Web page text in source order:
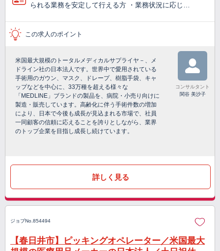
られる業務を安定して行える方 ・業務状況に応じ…
この求人のポイント
米国最大規模のトータルメディカルサプライヤ－、メ
ドライン社の日本法人です。世界中で愛用されている
手術用のガウン、マスク、ドレープ、樹脂手袋、キャ
ップなどを中心に、33万種を超える様々な
「MEDLINE」ブランドの製品を、病院・小売り向けに
製造・販売しています。高齢化に伴う手術件数の増加
により、日本で今後も成長が見込まれる市場で、社員
一同顧客の信頼に応えることを誇りとしながら、業界
のトップ企業を目指し成長し続けています。
コンサルタント
関谷 美沙子
詳しく見る
ジョブNo.854494
【春日井市】ピッキングオペレーター／米国最大